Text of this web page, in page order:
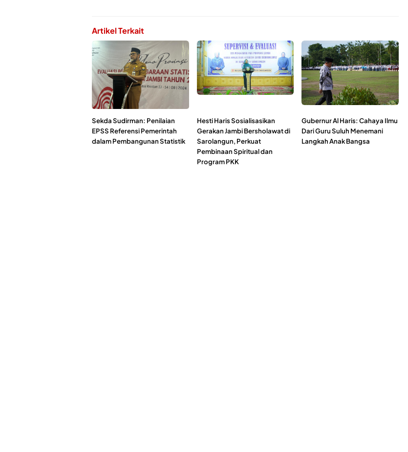
Artikel Terkait
Sekda Sudirman: Penilaian
EPSS Referensi Pemerintah
dalam Pembangunan Statistik
Hesti Haris Sosialisasikan
Gerakan Jambi Bersholawat di
Sarolangun, Perkuat
Pembinaan Spiritual dan
Program PKK
Gubernur Al Haris: Cahaya Ilmu
Dari Guru Suluh Menemani
Langkah Anak Bangsa